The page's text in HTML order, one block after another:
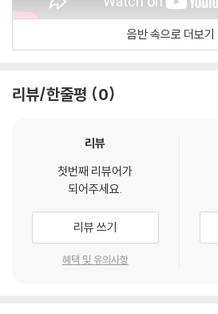
음반 속으로 더보기
리뷰/한줄평 0
리뷰
첫번째 리뷰어가
되어주세요.
리뷰 쓰기
혜택 및 유의사항